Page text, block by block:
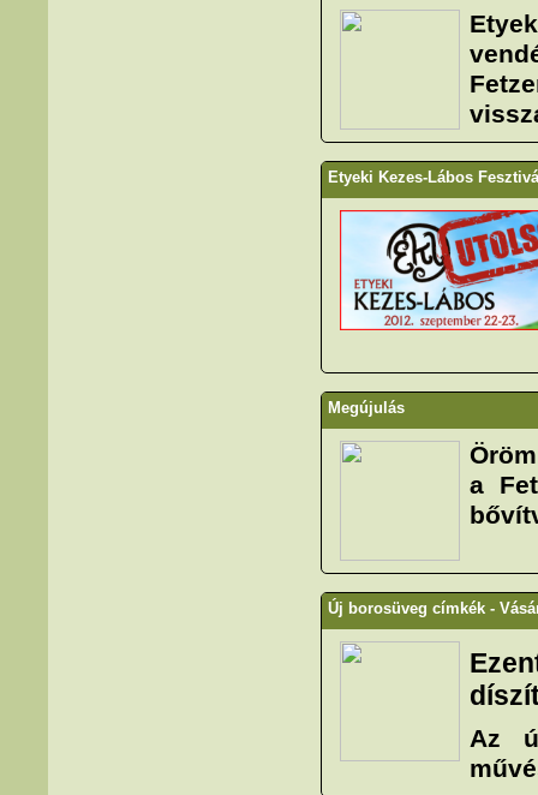
Etyeki Kezes-Lábos
Megújulás
a
Új borosüveg címkék -
Az